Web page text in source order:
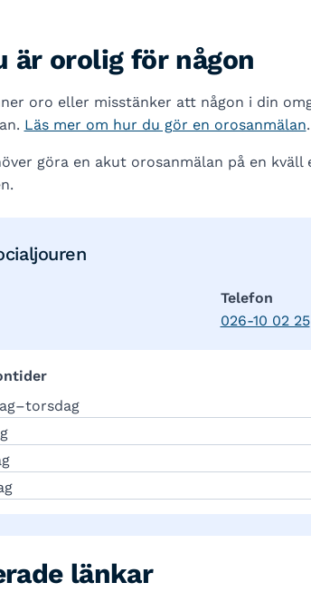
är orolig för någon
oro eller misstänker att någon i din
Läs mer om hur du gör en orosanmälan.
göra en akut orosanmälan på en
Telefon
026-10 02 25
länkar